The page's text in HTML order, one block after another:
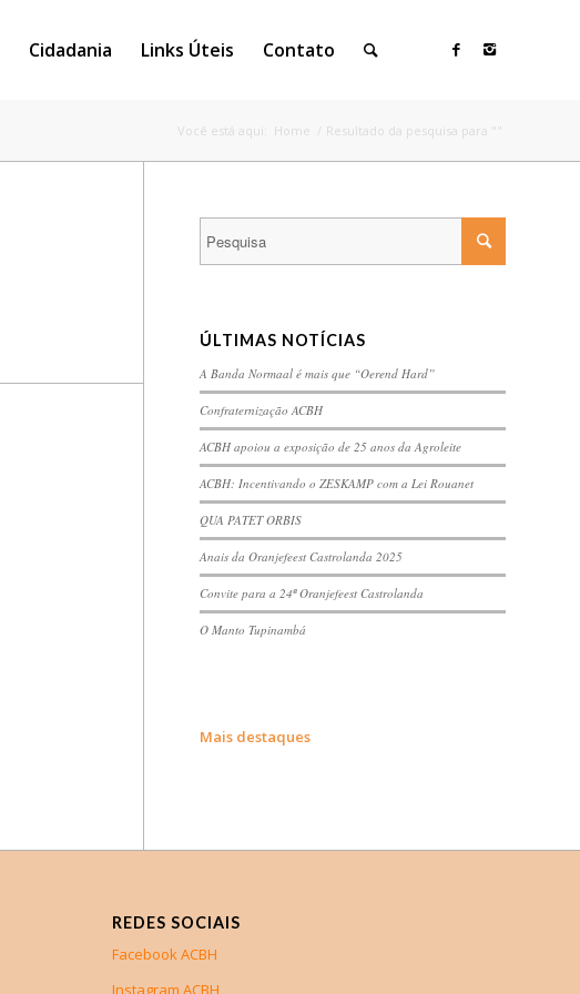
Cidadania Links Úteis Contato
Você está aqui: Home / Resultado da pesquisa para ""
ÚLTIMAS NOTÍCIAS
A Banda Normaal é mais que “Oerend Hard”
Confraternização ACBH
ACBH apoiou a exposição de 25 anos da Agroleite
ACBH: Incentivando o ZESKAMP com a Lei Rouanet
QUA PATET ORBIS
Anais da Oranjefeest Castrolanda 2025
Convite para a 24ª Oranjefeest Castrolanda
O Manto Tupinambá
Mais destaques
REDES SOCIAIS
Facebook ACBH
Instagram ACBH